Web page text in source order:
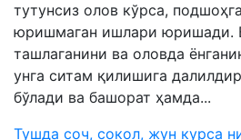
тутунсиз олов кўрса,
юришмаган ишлари юришади.
ташлаганини ва оловда
унга ситам қилишига
бўлади ва башорат ҳамда...
Тушда соч, сокол, жун курса